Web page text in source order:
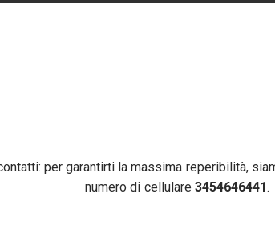
per garantirti la massima reperibilità,
numero di cellulare 3454646441.
fino a 8,5 m di altezza.